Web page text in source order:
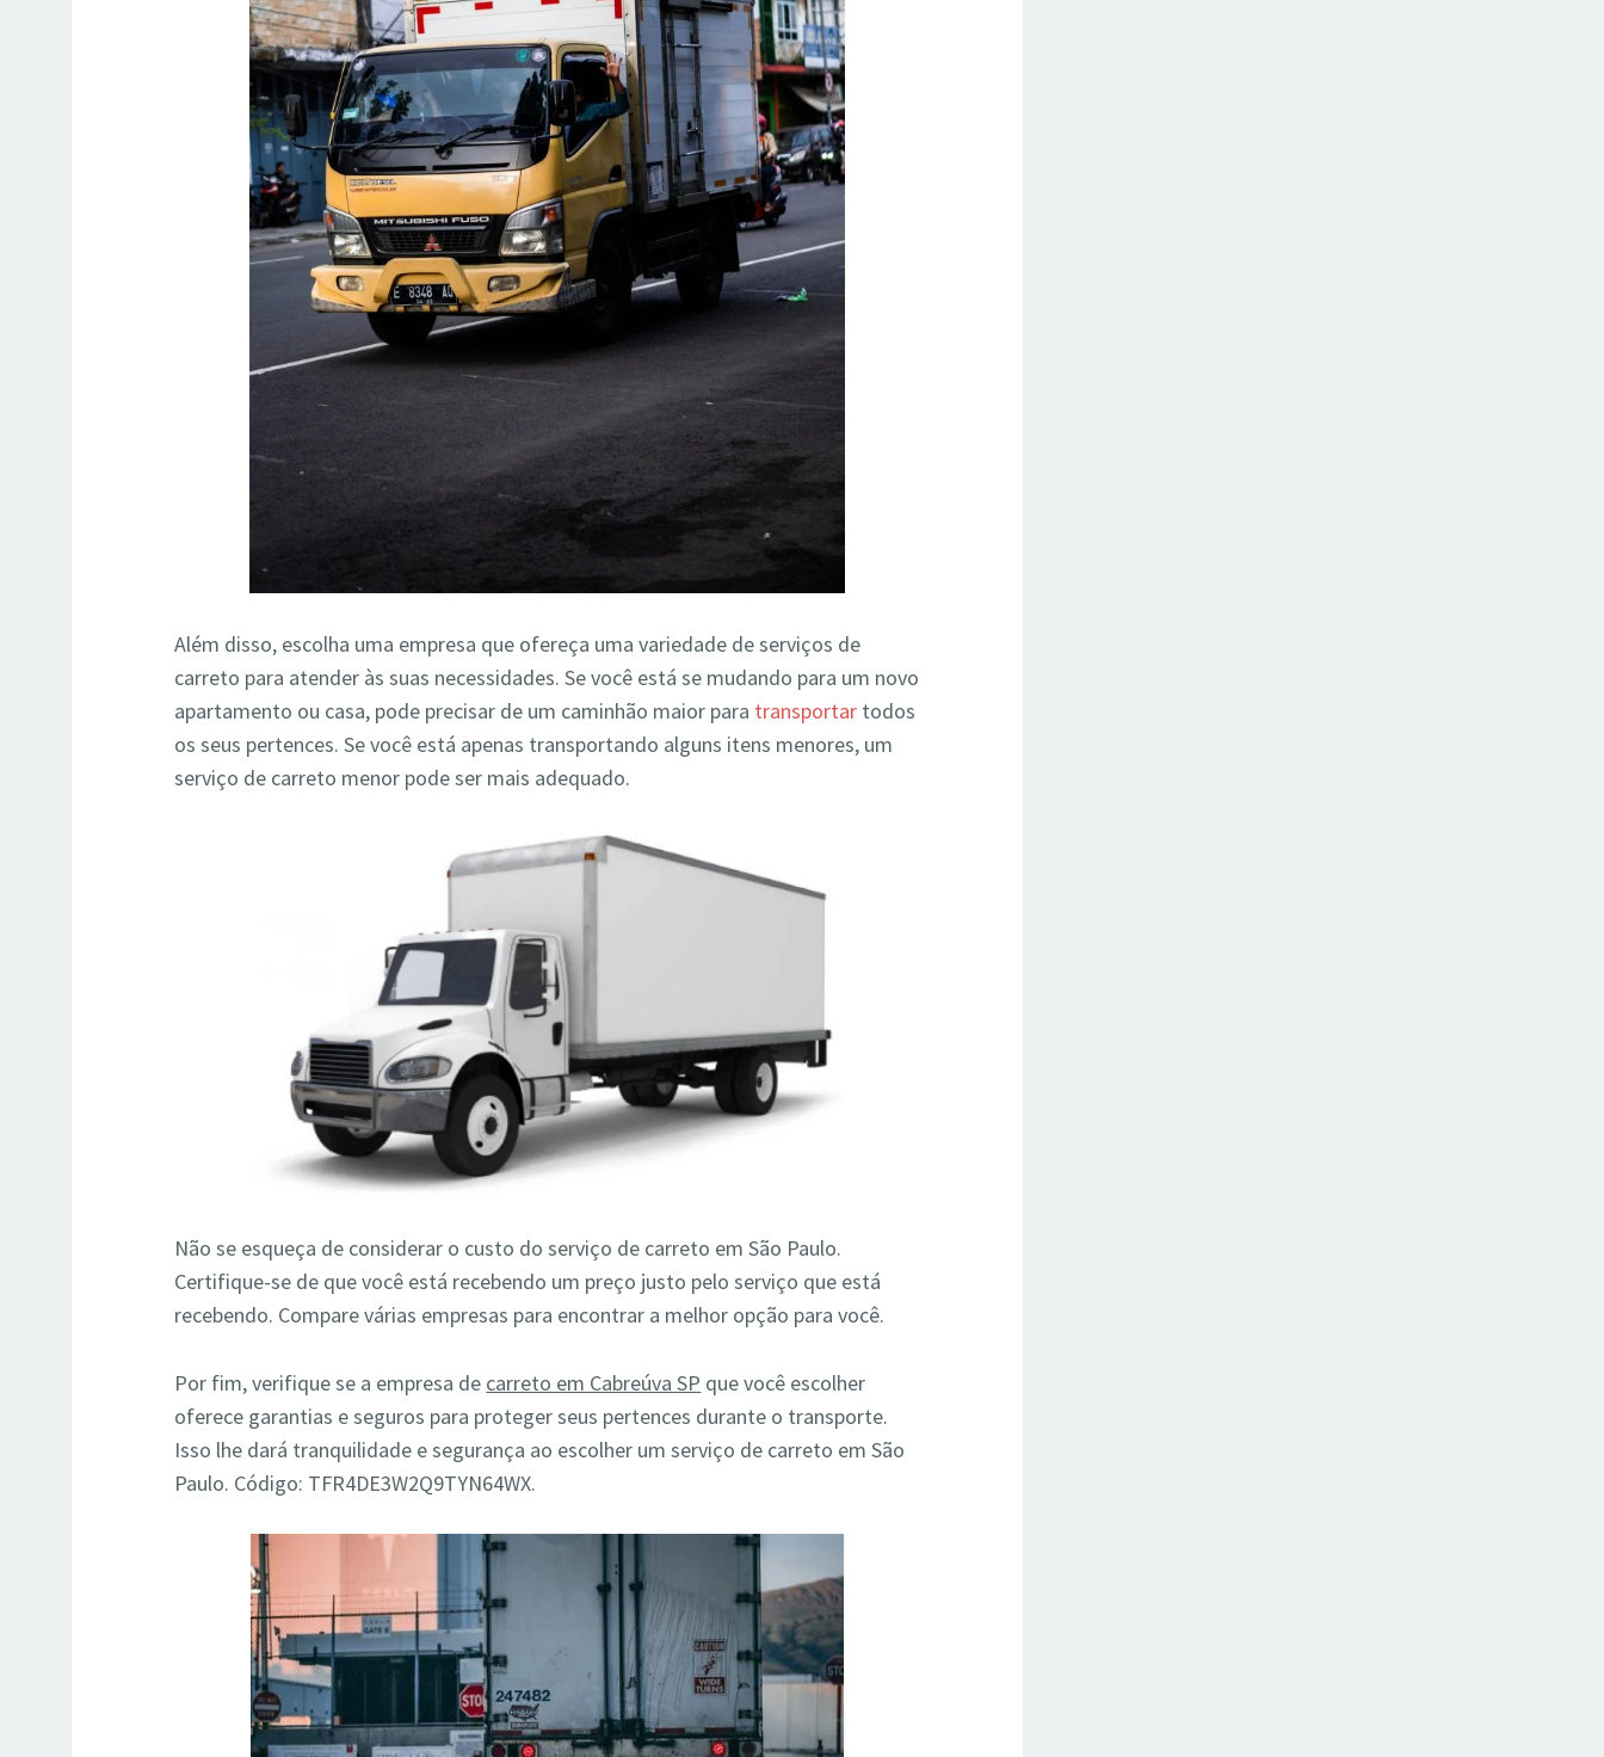
Além disso, escolha uma empresa que ofereça uma variedade de serviços de
carreto para atender às suas necessidades. Se você está se mudando para um novo
apartamento ou casa, pode precisar de um caminhão maior para transportar todos
os seus pertences. Se você está apenas transportando alguns itens menores, um
serviço de carreto menor pode ser mais adequado.
Não se esqueça de considerar o custo do serviço de carreto em São Paulo.
Certifique-se de que você está recebendo um preço justo pelo serviço que está
recebendo. Compare várias empresas para encontrar a melhor opção para você.
Por fim, verifique se a empresa de carreto em Cabreúva SP que você escolher
oferece garantias e seguros para proteger seus pertences durante o transporte.
Isso lhe dará tranquilidade e segurança ao escolher um serviço de carreto em São
Paulo. Código: TFR4DE3W2Q9TYN64WX.